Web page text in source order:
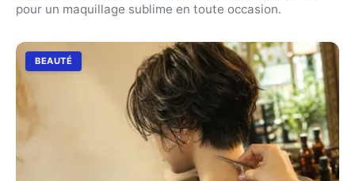
pour un maquillage sublime en toute occasion.
BEAUTÉ